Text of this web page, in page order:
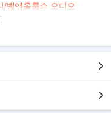
/뱅앤올룹슨 오디오